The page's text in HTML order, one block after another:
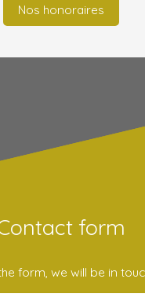
Nos honoraires
form
form, we will be in